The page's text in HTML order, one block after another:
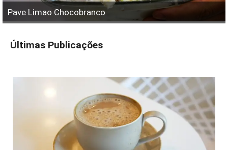
Pave Limao Chocobranco
Últimas Publicações